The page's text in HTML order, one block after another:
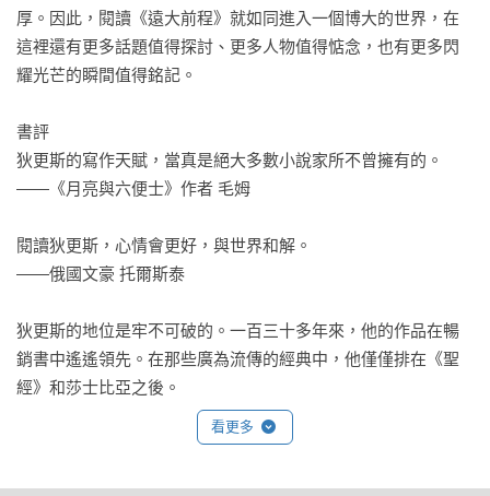
厚。因此，閱讀《遠大前程》就如同進入一個博大的世界，在
這裡還有更多話題值得探討、更多人物值得惦念，也有更多閃
耀光芒的瞬間值得銘記。
書評
狄更斯的寫作天賦，當真是絕大多數小說家所不曾擁有的。
——《月亮與六便士》作者 毛姆
閱讀狄更斯，心情會更好，與世界和解。
——俄國文豪 托爾斯泰
狄更斯的地位是牢不可破的。一百三十多年來，他的作品在暢
銷書中遙遙領先。在那些廣為流傳的經典中，他僅僅排在《聖
經》和莎士比亞之後。
——英國作家 菲．霍布斯鮑姆
看更多